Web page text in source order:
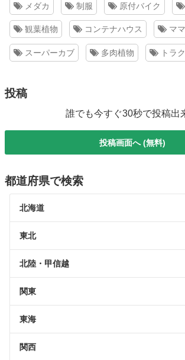
メダカ 制服 原付バイク
観葉植物 コンテナハウス マ
スーパーカブ 多肉植物 トラ
投稿
誰でも今すぐ30秒で投稿出
投稿画面へ (無料)
都道府県で検索
北海道
東北
北陸・甲信越
関東
東海
関西